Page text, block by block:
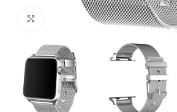
Click to enlarge